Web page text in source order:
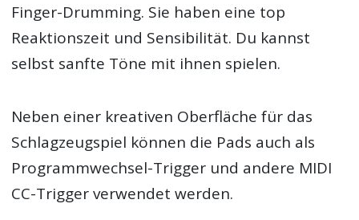
Finger-Drumming. Sie haben eine top
Reaktionszeit und Sensibilität. Du kannst
selbst sanfte Töne mit ihnen spielen.
Neben einer kreativen Oberfläche für das
Schlagzeugspiel können die Pads auch als
Programmwechsel-Trigger und andere MIDI
CC-Trigger verwendet werden.